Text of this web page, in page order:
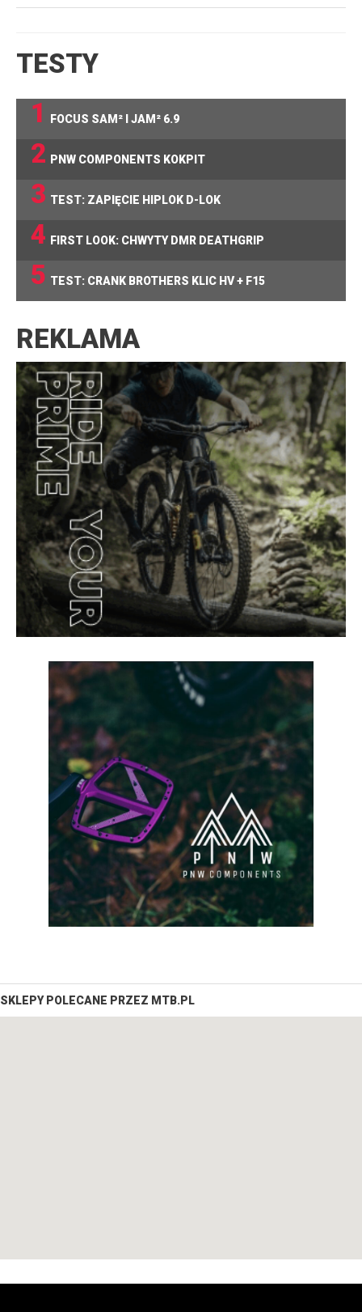
TESTY
1
FOCUS SAM² I JAM² 6.9
2 PNW COMPONENTS KOKPIT
3 TEST: ZAPIĘCIE HIPLOK D-LOK
4 FIRST LOOK: CHWYTY DMR DEATHGRIP
5 TEST: CRANK BROTHERS KLIC HV + F15
REKLAMA
SKLEPY POLECANE PRZEZ MTB.PL